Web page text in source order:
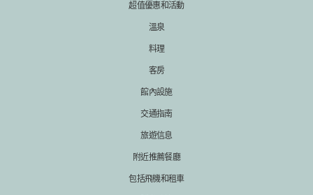
超值優惠和活動
溫泉
料理
客房
館內設施
交通指南
旅遊信息
附近推薦餐廳
包括飛機和租車